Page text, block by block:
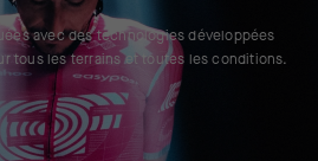
avec des technologies développées
tous les terrains et toutes les conditions.